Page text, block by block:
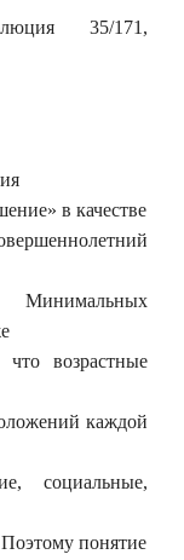
35/171,
в качестве
Минимальных
возрастные
каждой
социальные,
понятие